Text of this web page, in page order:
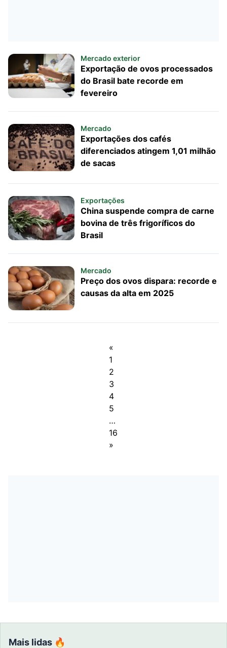
Mercado exterior
Exportação de ovos processados
do Brasil bate recorde em
fevereiro
Mercado
Exportações dos cafés
diferenciados atingem 1,01 milhão
de sacas
Exportações
China suspende compra de carne
bovina de três frigoríficos do
Brasil
Mercado
Preço dos ovos dispara: recorde e
causas da alta em 2025
«
1
2
3
4
5
…
16
»
Mais lidas 🔥